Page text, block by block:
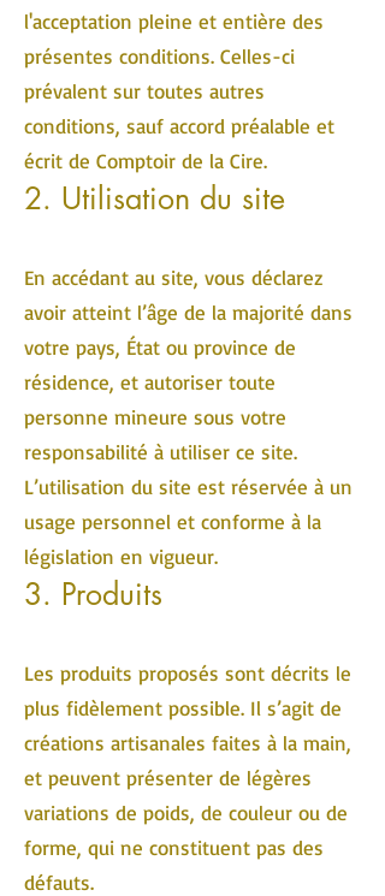
l'acceptation pleine et entière des
présentes conditions. Celles-ci
prévalent sur toutes autres
conditions, sauf accord préalable et
écrit de Comptoir de la Cire.
2. Utilisation du site
En accédant au site, vous déclarez
avoir atteint l’âge de la majorité dans
votre pays, État ou province de
résidence, et autoriser toute
personne mineure sous votre
responsabilité à utiliser ce site.
L’utilisation du site est réservée à un
usage personnel et conforme à la
législation en vigueur.
3. Produits
Les produits proposés sont décrits le
plus fidèlement possible. Il s’agit de
créations artisanales faites à la main,
et peuvent présenter de légères
variations de poids, de couleur ou de
forme, qui ne constituent pas des
défauts.